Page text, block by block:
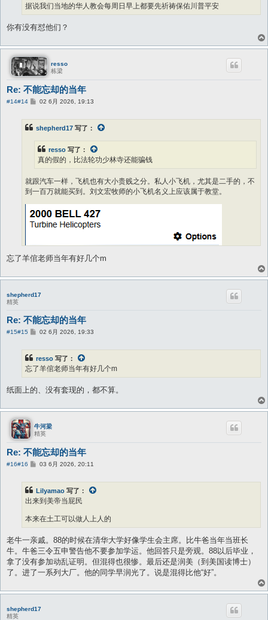
据说我们当地的华人教会每周日早上都要先祈祷保佑川普平安
你有没有怼他们？
resso
栋梁
Re: 不能忘却的当年
#14#14
帖
02 6月 2026, 19:13
shepherd17 写了：
resso 写了：
真的假的，比法轮功少林寺还能骗钱
就跟汽车一样，飞机也有大小贵贱之分。私人小飞机，尤其是二手的，不
到一百万就能买到。刘文宏牧师的小飞机名义上应该属于教堂。
忘了羊倌老师当年有好几个m
shepherd17
精英
Re: 不能忘却的当年
#15#15
帖
02 6月 2026, 19:33
resso 写了：
忘了羊倌老师当年有好几个m
纸面上的、没有套现的，都不算。
牛河梁
精英
Re: 不能忘却的当年
#16#16
帖
03 6月 2026, 20:11
Lilyamao 写了：
出来到美帝当屁民
本来在土工可以做人上人的
老牛一亲戚。88的时候在清华大学好像学生会主席。比牛爸当年当班长
牛。牛爸三令五申警告他不要参加学运。他回答只是旁观。88以后毕业，
拿了没有参加动乱证明。但混得也很惨。最后还是润美（到美国读博士）
了。进了一系列大厂。他的同学早润光了。说是混得比他“好”。
shepherd17
精英